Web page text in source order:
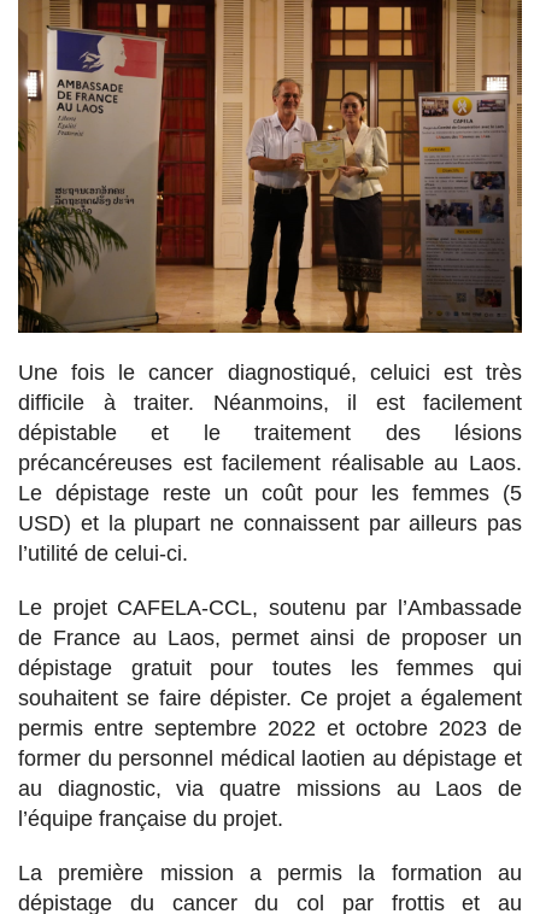
Une fois le cancer diagnostiqué, celuici est très
difficile à traiter. Néanmoins, il est facilement
dépistable et le traitement des lésions
précancéreuses est facilement réalisable au Laos.
Le dépistage reste un coût pour les femmes (5
USD) et la plupart ne connaissent par ailleurs pas
l’utilité de celui-ci.
Le projet CAFELA-CCL, soutenu par l’Ambassade
de France au Laos, permet ainsi de proposer un
dépistage gratuit pour toutes les femmes qui
souhaitent se faire dépister. Ce projet a également
permis entre septembre 2022 et octobre 2023 de
former du personnel médical laotien au dépistage et
au diagnostic, via quatre missions au Laos de
l’équipe française du projet.
La première mission a permis la formation au
dépistage du cancer du col par frottis et au